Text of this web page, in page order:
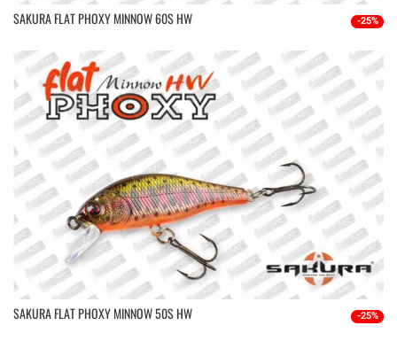
SAKURA FLAT PHOXY MINNOW 60S HW -25%
SAKURA FLAT PHOXY MINNOW 50S HW -25%